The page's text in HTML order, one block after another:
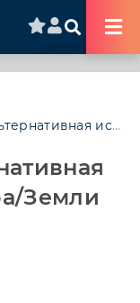
история нашего мира/Земли
Земли